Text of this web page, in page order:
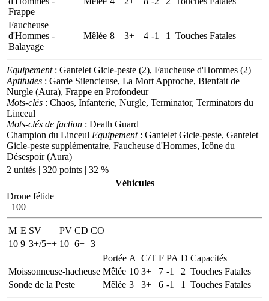
Frappe
Faucheuse
d'Hommes -
Balayage
Mêlée 8 3+ 4 -1 1 Touches Fatales
Equipement: Gantelet Gicle-peste (2), Faucheuse d'Hommes (2)
Aptitudes : Garde Silencieuse, La Mort Approche, Bienfait de
Nurgle (Aura), Frappe en Profondeur
Mots-clés : Chaos, Infanterie, Nurgle, Terminator, Terminators du
Linceul
Mots-clés de faction : Death Guard
Champion du Linceul Equipement: Gantelet Gicle-peste, Gantelet
Gicle-peste supplémentaire, Faucheuse d'Hommes, Icône du
Désespoir (Aura)
2 unités | 320 points | 32 %
Véhicules
Drone fétide
100
M E SV PV CD CO
10 9 3+/5++ 10 6+ 3
Portée A C/T F PA D Capacités
Moissonneuse-hacheuse Mêlée 10 3+ 7 -1 2 Touches Fatales
Sonde de la Peste
Mêlée 3 3+ 6 -1 1 Touches Fatales